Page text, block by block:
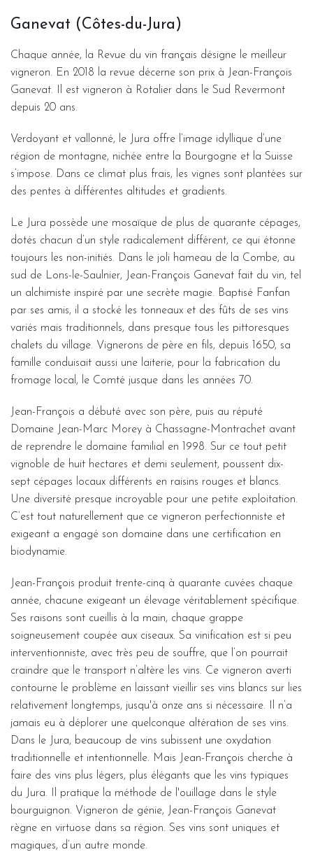
Ganevat (Côtes-du-Jura)
Chaque année, la Revue du vin français désigne le meilleur
vigneron. En 2018 la revue décerne son prix à Jean-François
Ganevat. Il est vigneron à Rotalier dans le Sud Revermont
depuis 20 ans.
Verdoyant et vallonné, le Jura offre l’image idyllique d’une
région de montagne, nichée entre la Bourgogne et la Suisse
s’impose. Dans ce climat plus frais, les vignes sont plantées sur
des pentes à différentes altitudes et gradients.
Le Jura possède une mosaïque de plus de quarante cépages,
dotés chacun d’un style radicalement différent, ce qui étonne
toujours les non-initiés. Dans le joli hameau de la Combe, au
sud de Lons-le-Saulnier, Jean-François Ganevat fait du vin, tel
un alchimiste inspiré par une secrète magie. Baptisé Fanfan
par ses amis, il a stocké les tonneaux et des fûts de ses vins
variés mais traditionnels, dans presque tous les pittoresques
chalets du village. Vignerons de père en fils, depuis 1650, sa
famille conduisait aussi une laiterie, pour la fabrication du
fromage local, le Comté jusque dans les années 70.
Jean-François a débuté avec son père, puis au réputé
Domaine Jean-Marc Morey à Chassagne-Montrachet avant
de reprendre le domaine familial en 1998. Sur ce tout petit
vignoble de huit hectares et demi seulement, poussent dix-
sept cépages locaux différents en raisins rouges et blancs.
Une diversité presque incroyable pour une petite exploitation.
C’est tout naturellement que ce vigneron perfectionniste et
exigeant a engagé son domaine dans une certification en
biodynamie.
Jean-François produit trente-cinq à quarante cuvées chaque
année, chacune exigeant un élevage véritablement spécifique.
Ses raisons sont cueillis à la main, chaque grappe
soigneusement coupée aux ciseaux. Sa vinification est si peu
interventionniste, avec très peu de souffre, que l’on pourrait
craindre que le transport n’altère les vins. Ce vigneron averti
contourne le problème en laissant vieillir ses vins blancs sur lies
relativement longtemps, jusqu'à onze ans si nécessaire. Il n’a
jamais eu à déplorer une quelconque altération de ses vins.
Dans le Jura, beaucoup de vins subissent une oxydation
traditionnelle et intentionnelle. Mais Jean-François cherche à
faire des vins plus légers, plus élégants que les vins typiques
du Jura. Il pratique la méthode de l'ouillage dans le style
bourguignon. Vigneron de génie, Jean-François Ganevat
règne en virtuose dans sa région. Ses vins sont uniques et
magiques, d’un autre monde.